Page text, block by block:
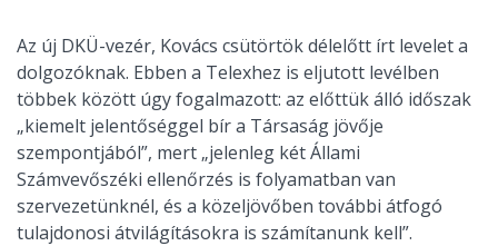
Az új DKÜ-vezér, Kovács csütörtök délelőtt írt levelet a
dolgozóknak. Ebben a Telexhez is eljutott levélben
többek között úgy fogalmazott: az előttük álló időszak
„kiemelt jelentőséggel bír a Társaság jövője
szempontjából”, mert „jelenleg két Állami
Számvevőszéki ellenőrzés is folyamatban van
szervezetünknél, és a közeljövőben további átfogó
tulajdonosi átvilágításokra is számítanunk kell”.